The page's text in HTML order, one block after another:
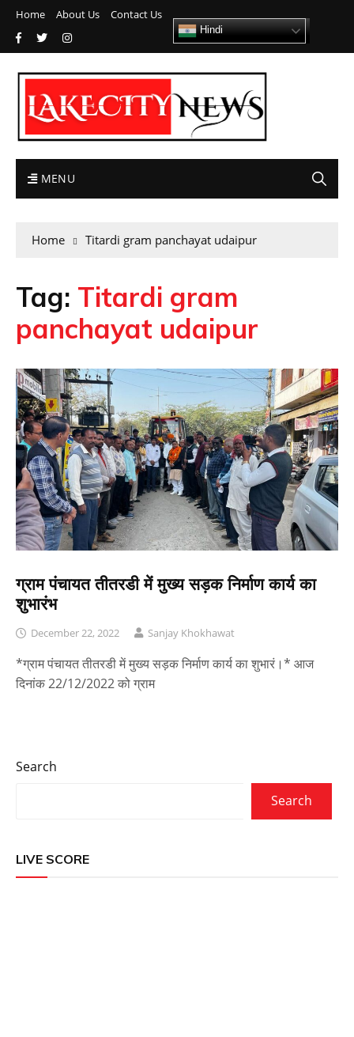
Home About Us Contact Us
Hindi
MENU
Home Titardi gram panchayat udaipur
Tag: Titardi gram
panchayat udaipur
ग्राम पंचायत तीतरडी में मुख्य सड़क निर्माण कार्य का
शुभारंभ
December 22, 2022 Sanjay Khokhawat
*ग्राम पंचायत तीतरडी में मुख्य सड़क निर्माण कार्य का शुभारं।* आज
दिनांक 22/12/2022 को ग्राम
Search
Search
LIVE SCORE